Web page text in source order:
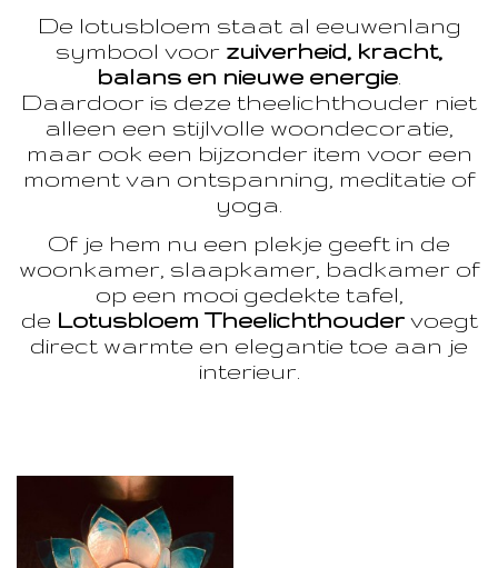
De lotusbloem staat al eeuwenlang
symbool voor zuiverheid, kracht,
balans en nieuwe energie
Daardoor is deze theelichthouder niet
alleen een stijlvolle woondecoratie,
maar ook een bijzonder item voor een
moment van ontspanning, meditatie of
yoga.
Of je hem nu een plekje geeft in de
woonkamer, slaapkamer, badkamer of
op een mooi gedekte tafel,
de Lotusbloem Theelichthoudervoegt
direct warmte en elegantie toe aan je
interieur.